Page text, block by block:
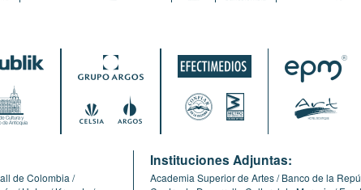
de Colombia
Instituciones Adjuntas:
Academia Superior de Artes Banco de la